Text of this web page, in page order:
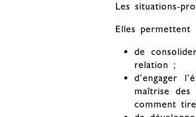
Les situations-
Elles permettent
de
relation ;
d’engager
maîtrise
comment